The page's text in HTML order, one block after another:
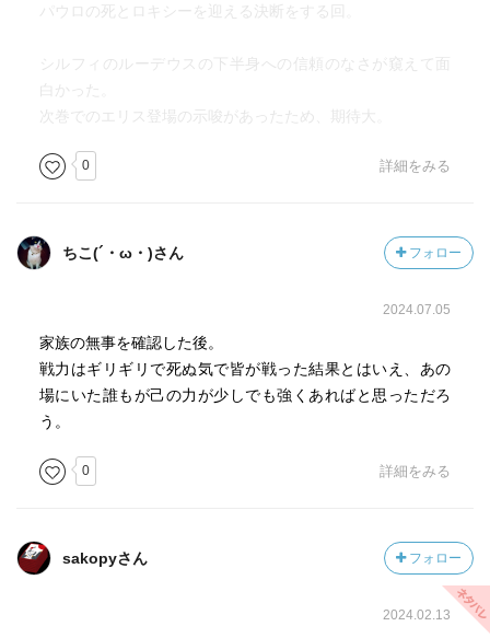
て、基本的に一本道で進んだ印象でした。
とにかく、ロキシーが報われて良かった。
◆パウロとゼニス
あぁ……。
また、ゼニスについては予想外でした。
何かを失って何かを得る、このどちらかにパウロが、残っ
た方がゼニス、という展開になると思ってました。
浅い予想でしたね、そういう収まりの良いぬるさは、もう
もうパウロに直接何かを返すことは出来ない。
◆この世界で生きていく
パウロの死とロキシーを迎える決断をする回。
シルフィのルーデウスの下半身への信頼のなさが窺えて面
白かった。
次巻でのエリス登場の示唆があったため、期待大。
0 詳細をみる
ちこ(´・ω・)さん フォロー
2024.07.05
家族の無事を確認した後。
戦力はギリギリで死ぬ気で皆が戦った結果とはいえ、あの
場にいた誰もが己の力が少しでも強くあればと思っただろ
う。
0 詳細をみる
sakopyさん フォロー
2024.02.13